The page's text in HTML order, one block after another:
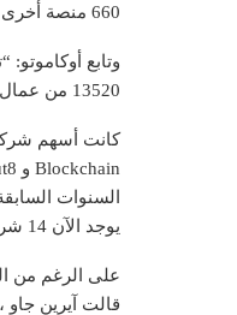
660 منصة أخرى من Bitmain.
وتابع
13520 من عمال المناجم من الجيل التالي يولدون 1.55 إكساهاش (EH / s) عند التثبيت الكامل.”
يوجد الآن 14 شركة تعدين مطروحة للتداول العام وجميعها لديها أسهم يمكن شراؤها علنًا.